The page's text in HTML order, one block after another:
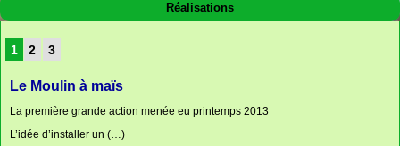
Réalisations
1 2 3
Le Moulin à maïs
La première grande action menée eu printemps 2013
L’idée d’installer un (…)